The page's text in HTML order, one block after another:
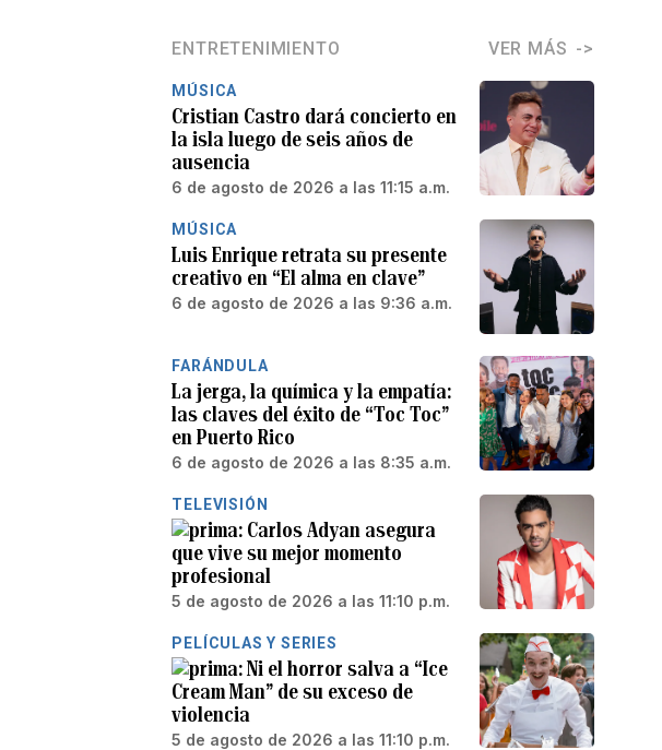
ENTRETENIMIENTO VER MÁS
MÚSICA
Cristian Castro dará concierto en
la isla luego de seis años de
ausencia
6 de agosto de 2026 a las 11:15 a.m.
MÚSICA
Luis Enrique retrata su presente
creativo en “El alma en clave”
6 de agosto de 2026 a las 9:36 a.m.
FARÁNDULA
La jerga, la química y la empatía:
las claves del éxito de “Toc Toc”
en Puerto Rico
6 de agosto de 2026 a las 8:35 a.m.
TELEVISIÓN
Carlos Adyan asegura
que vive su mejor momento
profesional
5 de agosto de 2026 a las 11:10 p.m.
PELÍCULAS Y SERIES
Ni el horror salva a “Ice
Cream Man” de su exceso de
violencia
5 de agosto de 2026 a las 11:10 p.m.